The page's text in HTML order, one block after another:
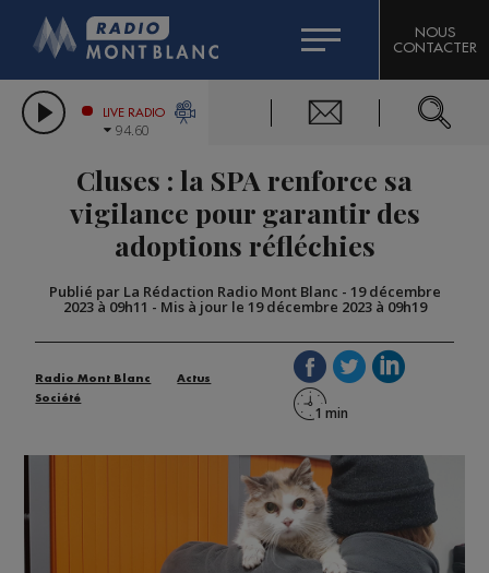
LES CHRONIQUES DE L'EXPERT
CITIZEN MACHINERY
GRAND MASSIF DOMAINES SKIABLES
BIGARD
COMPAGNIE DU MONT-BLANC
NOUS
CONTACTER
LIVE RADIO
94.60
Cluses : la SPA renforce sa
vigilance pour garantir des
adoptions réfléchies
Publié par La Rédaction Radio Mont Blanc - 19 décembre
2023 à 09h11 - Mis à jour le 19 décembre 2023 à 09h19
Radio Mont Blanc
Actus
Société